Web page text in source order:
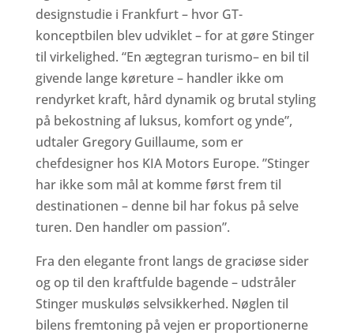
designstudie i Frankfurt – hvor GT-
konceptbilen blev udviklet – for at gøre Stinger
til virkelighed. “En ægtegran turismo– en bil til
givende lange køreture – handler ikke om
rendyrket kraft, hård dynamik og brutal styling
på bekostning af luksus, komfort og ynde”,
udtaler Gregory Guillaume, som er
chefdesigner hos KIA Motors Europe. ”Stinger
har ikke som mål at komme først frem til
destinationen – denne bil har fokus på selve
turen. Den handler om passion”.
Fra den elegante front langs de graciøse sider
og op til den kraftfulde bagende – udstråler
Stinger muskuløs selvsikkerhed. Nøglen til
bilens fremtoning på vejen er proportionerne